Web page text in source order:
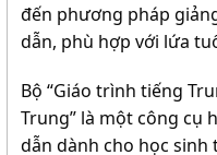
đến phương pháp
dẫn, phù hợp với lứa
Bộ “Giáo trình tiếng
Trung” là một công cụ
dẫn dành cho học